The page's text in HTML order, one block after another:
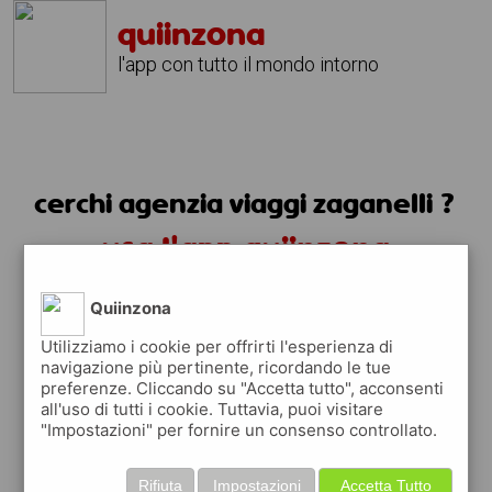
quiinzona
l'app con tutto il mondo intorno
cerchi agenzia viaggi zaganelli ?
usa l'app quiinzona
Quiinzona
Utilizziamo i cookie per offrirti l'esperienza di
navigazione più pertinente, ricordando le tue
preferenze. Cliccando su "Accetta tutto", acconsenti
all'uso di tutti i cookie. Tuttavia, puoi visitare
"Impostazioni" per fornire un consenso controllato.
Accetta Tutto
Impostazioni
Rifiuta